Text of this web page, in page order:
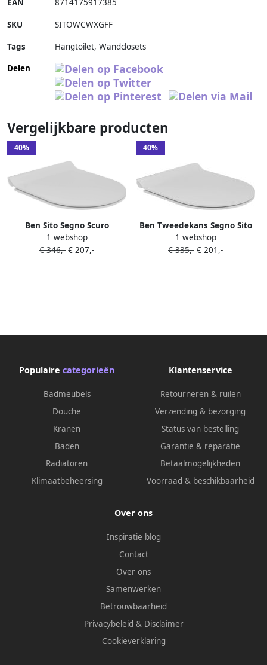
EAN 8714175917385
SKU SITOWCWXGFF
Tags
Hangtoilet, Wandclosets
Delen
Vergelijkbare producten
40%
Ben Sito Segno Scuro
Closetzitting met Softclose
en Quick Release 36 5x45 5x2
1 webshop
€ 346,- € 207,-
40%
Ben Tweedekans Segno Sito
Slimline toiletbril met
quickrelease en softclose Wit
1 webshop
€ 335,- € 201,-
Populaire categorieën
Badmeubels
Douche
Kranen
Baden
Radiatoren
Klimaatbeheersing
Klantenservice
Retourneren & ruilen
Verzending & bezorging
Status van bestelling
Garantie & reparatie
Betaalmogelijkheden
Voorraad & beschikbaarheid
Over ons
Inspiratie blog
Contact
Over ons
Samenwerken
Betrouwbaarheid
Privacybeleid & Disclaimer
Cookieverklaring